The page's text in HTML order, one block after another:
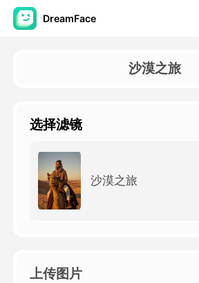
DreamFace
AI視頻
AI照片
其他工具
沙漠之旅
选择滤镜
沙漠之旅
上传图片